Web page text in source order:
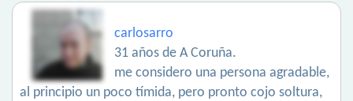
carlosarro
31 años de A Coruña.
me considero una persona agradable,
al principio un poco tímida, pero pronto cojo soltura,